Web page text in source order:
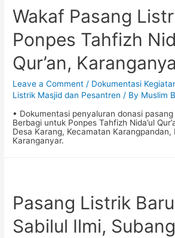
Wakaf Pasang
Ponpes Tahfizh
Qur’an,
Leave a Comment / Dokumentasi
Listrik Masjid dan Pesantren / By Muslim
• Dokumentasi penyaluran donasi
Berbagi untuk Ponpes Tahfizh Nida’ul
Desa Karang, Kecamatan Karangpandan,
Karanganyar.
Pasang Listrik
Sabilul Ilmi, Subang